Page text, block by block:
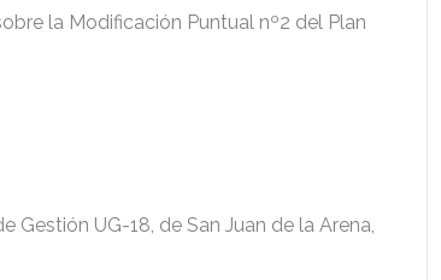
la Modificación Puntual nº2 del Plan
UG-18, de San Juan de la Arena,